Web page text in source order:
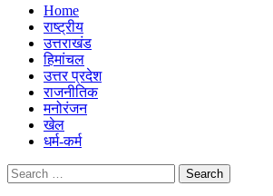
Home
राष्ट्रीय
उत्तराखंड
हिमांचल
उत्तर प्रदेश
राजनीतिक
मनोरंजन
खेल
धर्म-कर्म
Search
for: